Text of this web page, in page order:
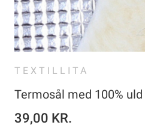
TEXTILLITA
Termosål med 100%
39,00 KR.